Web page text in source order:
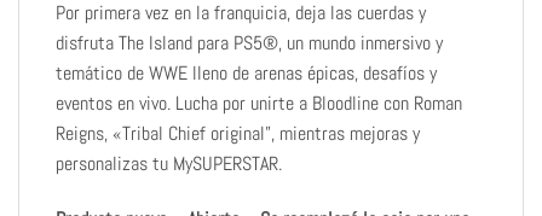
Por primera vez en la franquicia, deja las cuerdas y
disfruta The Island para PS5®, un mundo inmersivo y
temático de WWE lleno de arenas épicas, desafíos y
eventos en vivo. Lucha por unirte a Bloodline con Roman
Reigns, «Tribal Chief original”, mientras mejoras y
personalizas tu MySUPERSTAR.